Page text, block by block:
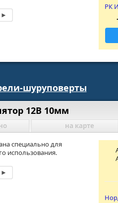
РК
шуруповерты
12В 10мм
на карте
специально для
использования.